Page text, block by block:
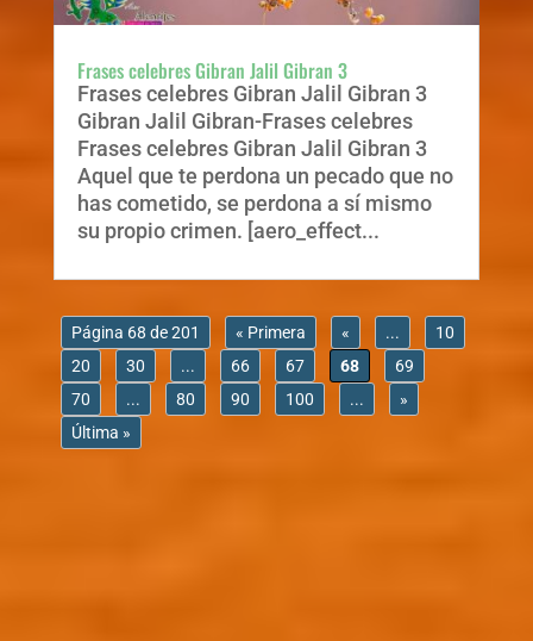
Frases celebres Gibran Jalil Gibran 3
Frases celebres Gibran Jalil Gibran 3
Gibran Jalil Gibran-Frases celebres
Frases celebres Gibran Jalil Gibran 3
Aquel que te perdona un pecado que no
has cometido, se perdona a sí mismo
su propio crimen. [aero_effect...
Página 68 de 201 « Primera « ...
10
20
30 ... 66 67 68
69
70
... 80 90 100 ...
»
Última »